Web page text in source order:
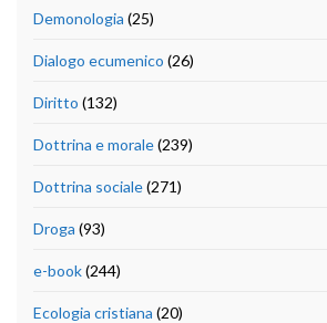
Demonologia (25)
Dialogo ecumenico (26)
Diritto (132)
Dottrina e morale(239)
Dottrina sociale(271)
Droga (93)
e-book(244)
Ecologia cristiana (20)